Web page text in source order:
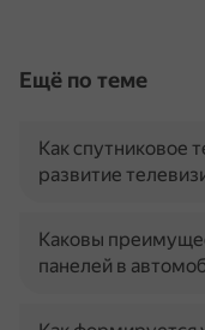
Ещё по теме
Как спутниковое
развитие
Каковы
панелей в